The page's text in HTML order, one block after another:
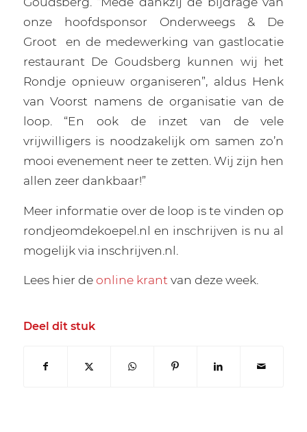
onze hoofdsponsor Onderweegs & De
Groot
en de medewerking van gastlocatie
restaurant De Goudsberg kunnen wij het
Rondje opnieuw organiseren”, aldus Henk
van Voorst namens de organisatie van de
loop. “En ook de inzet van de vele
vrijwilligers is noodzakelijk om samen zo’n
mooi evenement neer te zetten. Wij zijn hen
allen zeer dankbaar!”
Meer informatie over de loop is te vinden op
rondjeomdekoepel.nl en inschrijven is nu al
mogelijk via inschrijven.nl.
Lees hier deonline krant van deze week.
Deel dit stuk